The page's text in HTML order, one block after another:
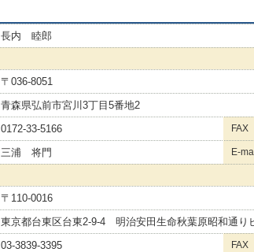
長内 睦郎
〒036-8051
青森県弘前市宮川3丁目5番地2
0172-33-5166 FAX
三浦 将門 E-
〒110-0016
東京都台東区台東2-9-4 明治安田生命秋葉原昭和通り
03-3839-3395 FAX